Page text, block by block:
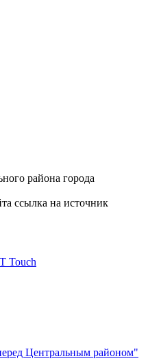
района города
ссылка на источник
Touch
Центральным районом"